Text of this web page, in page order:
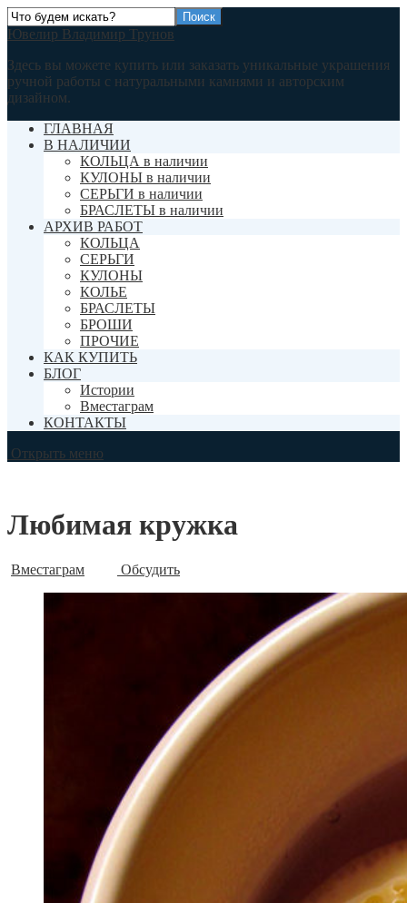
Ювелир Владимир Трунов
Здесь вы можете купить или заказать уникальные украшения
ручной работы с натуральными камнями и авторским
дизайном.
ГЛАВНАЯ
В НАЛИЧИИ
КОЛЬЦА в наличии
КУЛОНЫ в наличии
СЕРЬГИ в наличии
БРАСЛЕТЫ в наличии
АРХИВ РАБОТ
КОЛЬЦА
СЕРЬГИ
КУЛОНЫ
КОЛЬЕ
БРАСЛЕТЫ
БРОШИ
ПРОЧИЕ
КАК КУПИТЬ
БЛОГ
Истории
Вместаграм
КОНТАКТЫ
Открыть меню
Любимая кружка
Вместаграм Обсудить